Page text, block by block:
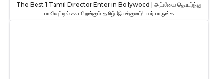
The Best 1 Tamil Director Enter in Bollywood | அட்லீயை தொடர்ந்து
பாலிவுட்டில் களமிறங்கும் தமிழ் இயக்குனர்! யார் பாருங்க